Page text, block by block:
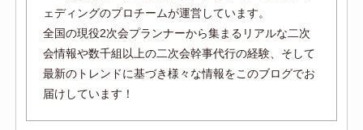
ェディングのプロチームが運営しています。
全国の現役2次会プランナーから集まるリアルな二次
会情報や数千組以上の二次会幹事代行の経験、そして
最新のトレンドに基づき様々な情報をこのブログでお
届けしています！